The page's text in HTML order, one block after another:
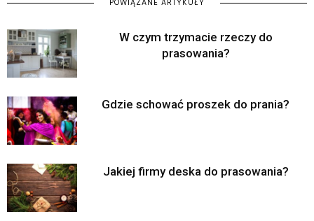
POWIĄZANE ARTYKUŁY
W czym trzymacie rzeczy do
prasowania?
Gdzie schować proszek do prania?
Jakiej firmy deska do prasowania?